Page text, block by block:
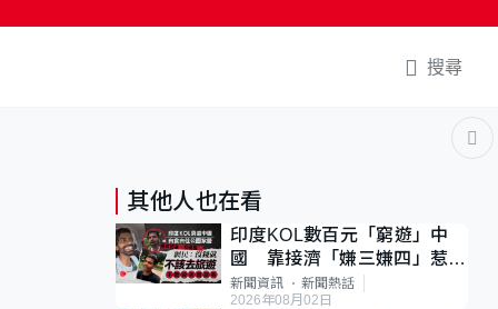
搜尋
其他人也在看
印度KOL數百元「窮遊」中
國 靠接濟「嫌三嫌四」惹爭
議 網民：不歡迎劣質旅客
新聞資訊
新聞熱話
2026年08月02日